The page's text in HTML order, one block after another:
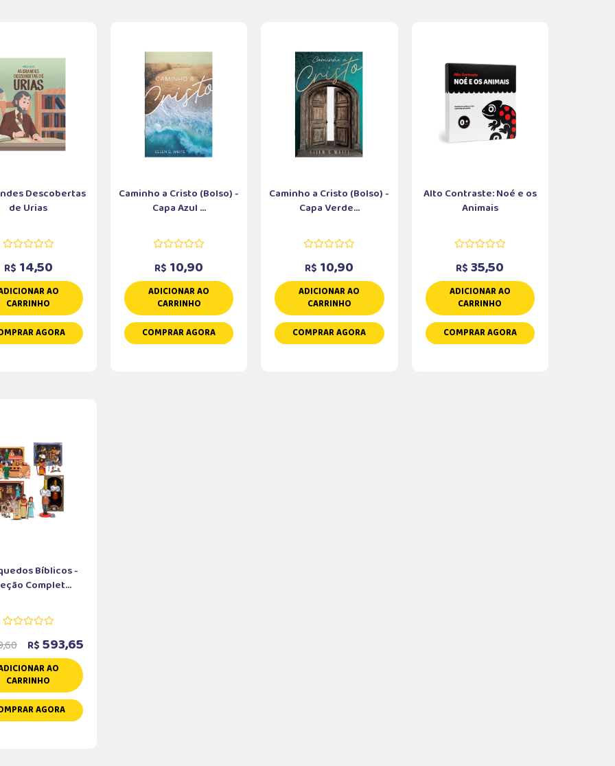
Descobertas
de Urias
R$ 14,50
AO
CARRINHO
AGORA
Caminho a Cristo (Bolso) -
Capa Azul ...
R$ 10,90
ADICIONAR AO
CARRINHO
COMPRAR AGORA
Caminho a Cristo (Bolso) -
Capa Verde...
R$ 10,90
ADICIONAR AO
CARRINHO
COMPRAR AGORA
Alto Contraste: Noé e os
Animais
R$ 35,50
ADICIONAR AO
CARRINHO
COMPRAR AGORA
Bíblicos -
Complet...
R$ 593,65
AO
CARRINHO
AGORA